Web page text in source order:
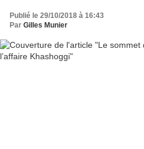
Publié le 29/10/2018 à 16:43
Par Gilles Munier